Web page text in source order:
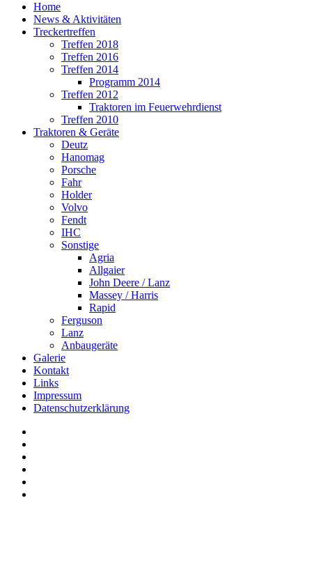
Home
News & Aktivitäten
Treckertreffen
Treffen 2018
Treffen 2016
Treffen 2014
Programm 2014
Treffen 2012
Traktoren im Feuerwehrdienst
Treffen 2010
Traktoren & Geräte
Deutz
Hanomag
Porsche
Fahr
Holder
Volvo
Fendt
IHC
Sonstige
Agria
Allgaier
John Deere / Lanz
Massey / Harris
Rapid
Ferguson
Lanz
Anbaugeräte
Galerie
Kontakt
Links
Impressum
Datenschutzerklärung